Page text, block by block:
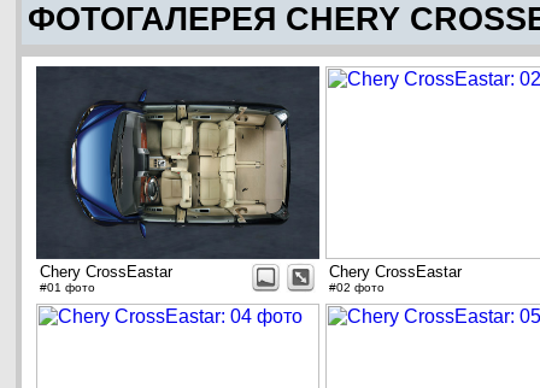
ФОТОГАЛЕРЕЯ CHERY
Chery CrossEastar
#01 фото
Chery CrossEastar
#02 фото